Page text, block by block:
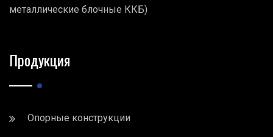
металлические блочные ККБ)
Продукция
Опорные конструкции